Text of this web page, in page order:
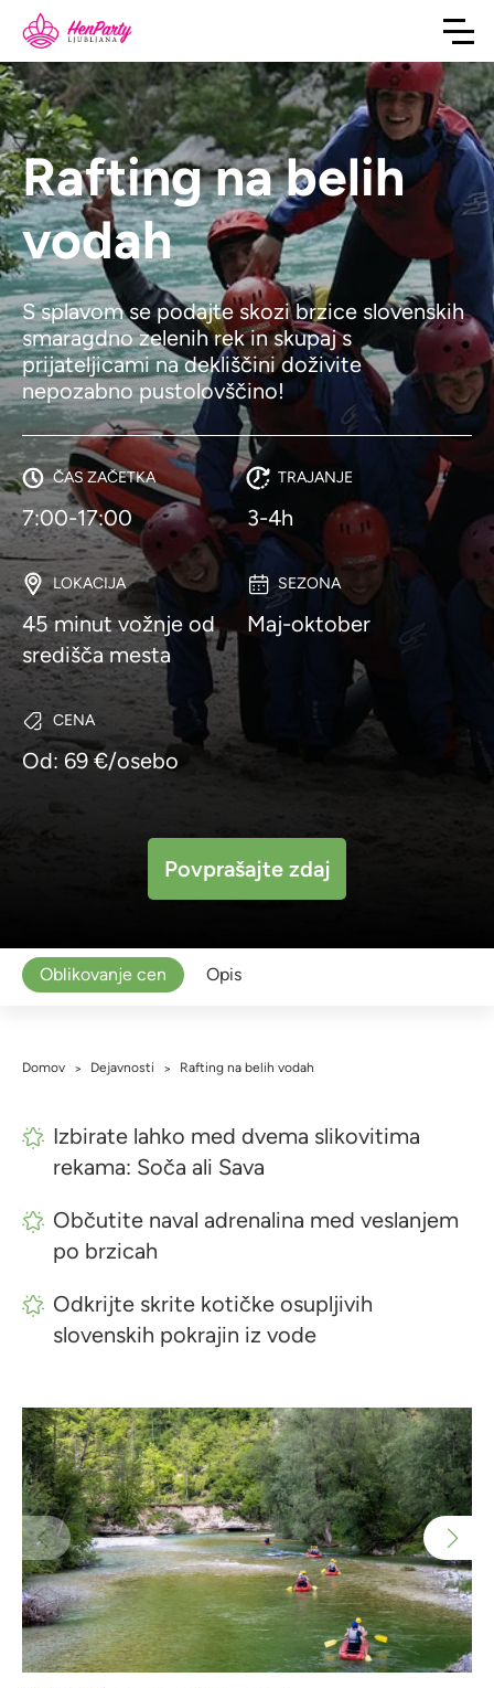
Rafting na belih
vodah
S splavom se podajte skozi brzice slovenskih
smaragdno zelenih rek in skupaj s
prijateljicami na dekliščini doživite
nepozabno pustolovščino!
ČAS ZAČETKA
7:00-17:00
TRAJANJE
3-4h
LOKACIJA
45 minut vožnje od
središča mesta
SEZONA
Maj-oktober
CENA
Od: 69 €/osebo
Povprašajte zdaj
Oblikovanje cen Opis
Domov > Dejavnosti > Rafting na belih vodah
Izbirate lahko med dvema slikovitima
rekama: Soča ali Sava
Občutite naval adrenalina med veslanjem
po brzicah
Odkrijte skrite kotičke osupljivih
slovenskih pokrajin iz vode